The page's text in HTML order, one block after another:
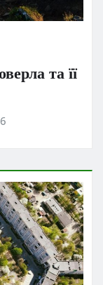
та її